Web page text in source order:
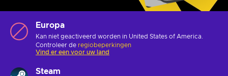
Europa
Kan niet geactiveerd worden in United States of America.
Controleer de regiobeperkingen
Vind er een voor uw land
Steam